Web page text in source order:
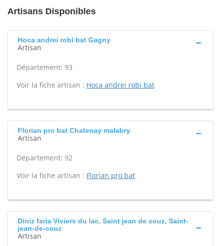
Artisans Disponibles
Hoca andrei robi bat Gagny
Artisan
Département: 93
Voir la fiche artisan : Hoca andrei robi bat
Florian pro bat Chatenay malabry
Artisan
Département: 92
Voir la fiche artisan : Florian pro bat
Diniz faria Viviers du lac, Saint jean de couz, Saint-
jean-de-couz
Artisan